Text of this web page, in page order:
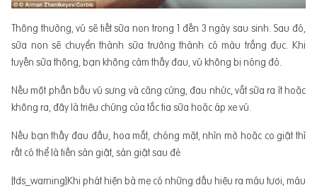
Thông thường, vú sẽ tiết sữa non trong 1 đến 3 ngày sau sinh. Sau đó,
sữa non sẽ chuyển thành sữa trưởng thành có màu trắng đục. Khi
tuyến sữa thông, bạn không cảm thấy đau, vú không bị nóng đỏ.
Nếu một phần bầu vú sưng và căng cứng, đau nhức, vắt sữa ra ít hoặc
không ra, đây là triệu chứng của tắc tia sữa hoặc áp xe vú.
Nếu bạn thấy đau đầu, hoa mắt, chóng mặt, nhìn mờ hoặc co giật thì
rất có thể là tiền sản giật, sản giật sau đẻ
[tds_warning]Khi phát hiện bà mẹ có những dấu hiệu ra máu tươi, máu